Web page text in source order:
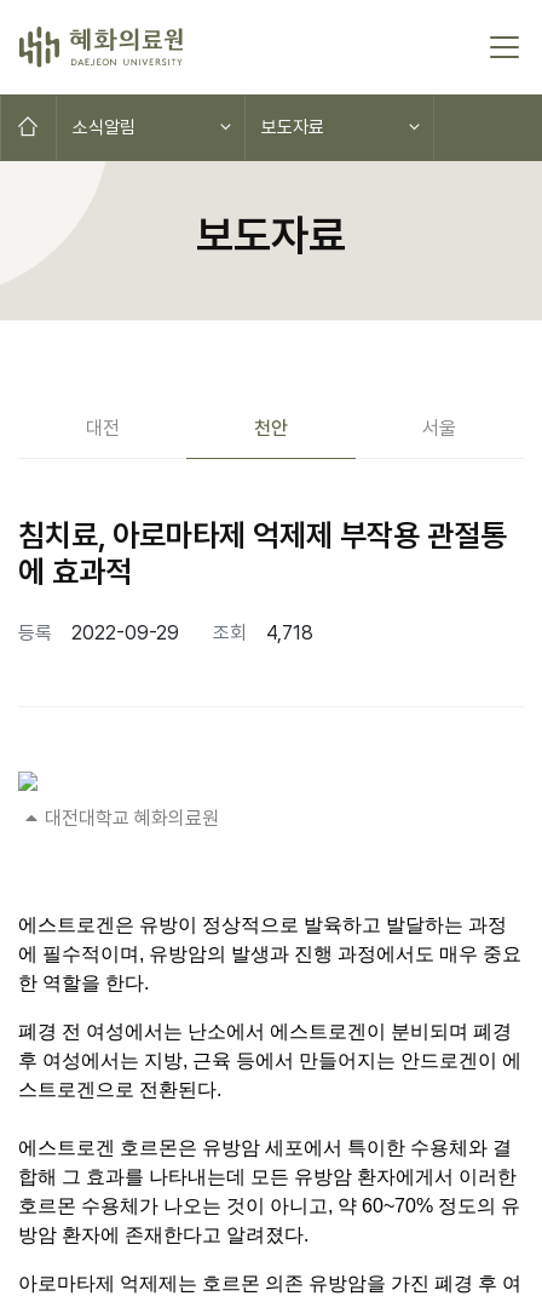
콘텐츠로 이동
홈으로소식알림 보도자료
보도자료
공지사항(대전,천안,서울)
대전 천안 서울
침치료, 아로마타제 억제제 부작용 관절통
에 효과적
등록 2022-09-29 조회 4,718
본문
대전대학교 혜화의료원
에스트로겐은 유방이 정상적으로 발육하고 발달하는 과정
에 필수적이며, 유방암의 발생과 진행 과정에서도 매우 중요
한 역할을 한다.
폐경 전 여성에서는 난소에서 에스트로겐이 분비되며 폐경
후 여성에서는 지방, 근육 등에서 만들어지는 안드로겐이 에
스트로겐으로 전환된다.
에스트로겐 호르몬은 유방암 세포에서 특이한 수용체와 결
합해 그 효과를 나타내는데 모든 유방암 환자에게서 이러한
호르몬 수용체가 나오는 것이 아니고, 약 60~70% 정도의 유
방암 환자에 존재한다고 알려졌다.
아로마타제 억제제는 호르몬 의존 유방암을 가진 폐경 후 여